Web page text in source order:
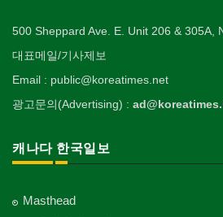
500 Sheppard Ave. E. Unit 206 & 305A,
대표메일/기사제보
Email : public@koreatimes.net
광고문의(Advertising) :
캐나다 한국일보
Masthead